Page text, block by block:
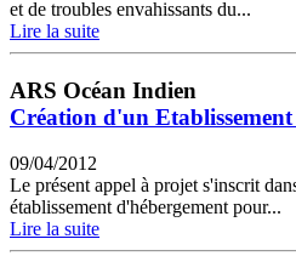
et de troubles envahissants du...
Lire la suite
ARS Océan Indien
Création d'un
09/04/2012
Le présent appel à projet s'inscrit
établissement d'hébergement pour...
Lire la suite